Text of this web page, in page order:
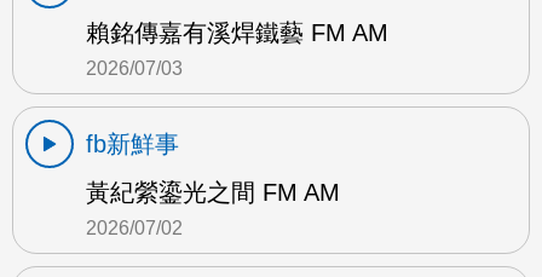
賴銘傳嘉有溪焊鐵藝 FM AM
2026/07/03
fb新鮮事
黃紀縈鎏光之間 FM AM
2026/07/02